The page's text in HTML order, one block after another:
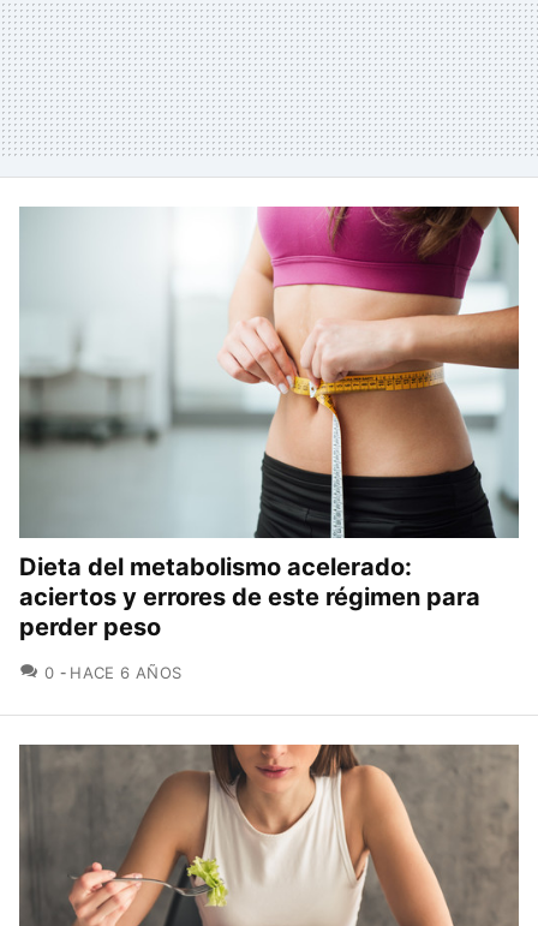
Dieta del metabolismo acelerado:
aciertos y errores de este régimen para
perder peso
0 COMENTARIOS
HACE 6 AÑOS